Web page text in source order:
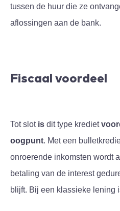
tussen de huur die ze
aflossingen aan de bank.
Fiscaal voordeel
Tot slot is dit type krediet
oogpunt. Met een
onroerende inkomsten wordt
betaling van de interest
blijft. Bij een klassieke lening